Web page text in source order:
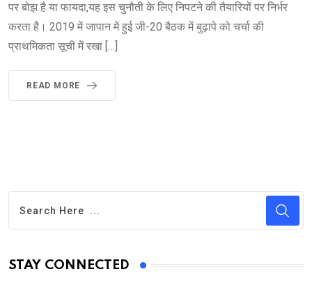
पर बोझ है या फायदा,यह इस चुनौती के लिए निपटने की तैयारियों पर निर्भर
करता है। 2019 में जापान में हुई जी-20 बैठक में बुढ़ापे को चर्चा की
प्राथमिकता सूची में रखा […]
READ MORE
STAY CONNECTED